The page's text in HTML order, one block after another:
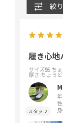
絞
履き心
サイズ感:ち
厚さ:ちょう